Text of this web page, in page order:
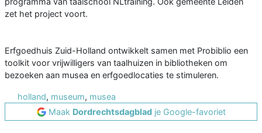
zet het project voort.
Erfgoedhuis Zuid-Holland ontwikkelt samen met Probiblio een
toolkit voor vrijwilligers van taalhuizen in bibliotheken om
bezoeken aan musea en erfgoedlocaties te stimuleren.
holland, museum, musea
Maak Dordrechtsdagbladje Google-favoriet